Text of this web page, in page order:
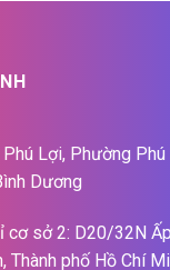
Lợi, Phường Phú
Dương
sở 2: D20/32N
Thành phố Hồ Chí